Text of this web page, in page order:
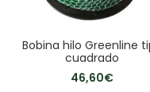
Bobina hilo Greenline
cuadrado
46,60€